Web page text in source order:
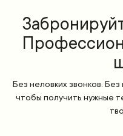
Без неловких звонков.
чтобы получить нужные